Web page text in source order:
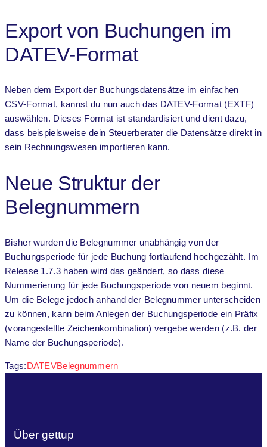
Export von Buchungen im
DATEV-Format
Neben dem Export der Buchungsdatensätze im einfachen
CSV-Format, kannst du nun auch das DATEV-Format (EXTF)
auswählen. Dieses Format ist standardisiert und dient dazu,
dass beispielsweise dein Steuerberater die Datensätze direkt in
sein Rechnungswesen importieren kann.
Neue Struktur der
Belegnummern
Bisher wurden die Belegnummer unabhängig von der
Buchungsperiode für jede Buchung fortlaufend hochgezählt. Im
Release 1.7.3 haben wird das geändert, so dass diese
Nummerierung für jede Buchungsperiode von neuem beginnt.
Um die Belege jedoch anhand der Belegnummer unterscheiden
zu können, kann beim Anlegen der Buchungsperiode ein Präfix
(vorangestellte Zeichenkombination) vergebe werden (z.B. der
Name der Buchungsperiode).
Tags:DATEVBelegnummern
Über gettup